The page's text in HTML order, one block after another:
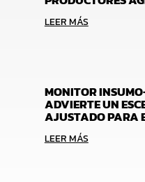
LEER MÁS
MONITOR
ADVIERTE UN
AJUSTADO PARA
LEER MÁS